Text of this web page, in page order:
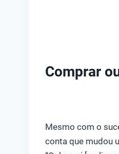
Comprar
Mesmo com o
conta que mudou